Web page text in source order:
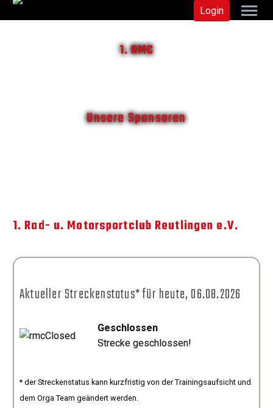
Login
1. RMC
Unsere Sponsoren
1. Rad- u. Motorsportclub Reutlingen e.V.
Aktueller Streckenstatus* für heute, 06.08.2026
Geschlossen
Strecke geschlossen!
* der Streckenstatus kann kurzfristig von der Trainingsaufsicht und
dem Orga Team geändert werden.